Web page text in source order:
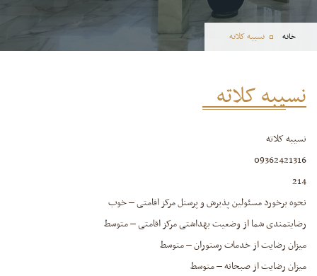
خانه نسیبه کلاته
نسیبه کلاته
نسیبه کلاته
09362421316
214
نحوه برخورد مسئولین پذیرش و پرسنل مرکز اقامتی – خوب
رضایتمندی شما از وضعیت بهداشتی مرکز اقامتی – متوسط
میزان رضایت از خدمات رستوران – متوسط
میزان رضایت از صبحانه – متوسط